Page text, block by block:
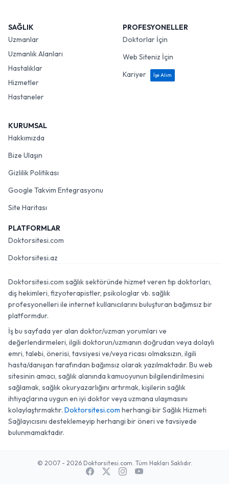
SAĞLIK
Uzmanlar
Uzmanlık Alanları
Hastalıklar
Hizmetler
Hastaneler
PROFESYONELLER
Doktorlar İçin
Web Siteniz İçin
Kariyer
İşe Alım
KURUMSAL
Hakkımızda
Bize Ulaşın
Gizlilik Politikası
Google Takvim Entegrasyonu
Site Haritası
PLATFORMLAR
Doktorsitesi.com
Doktorsitesi.az
Doktorsitesi.com sağlık sektöründe hizmet veren tıp doktorları,
diş hekimleri, fizyoterapistler, psikologlar vb. sağlık
profesyonelleri ile internet kullanıcılarını buluşturan bağımsız bir
platformdur.
İş bu sayfada yer alan doktor/uzman yorumları ve
değerlendirmeleri, ilgili doktorun/uzmanın doğrudan veya dolaylı
emri, talebi, önerisi, tavsiyesi ve/veya ricası olmaksızın, ilgili
hasta/danışan tarafından bağımsız olarak yazılmaktadır. Bu web
sitesinin amacı, sağlık alanında kamuoyunun bilgilendirilmesini
sağlamak, sağlık okuryazarlığını artırmak, kişilerin sağlık
ihtiyaçlarına uygun en iyi doktor veya uzmana ulaşmasını
kolaylaştırmaktır. Doktorsitesi.com herhangi bir Sağlık Hizmeti
Sağlayıcısını desteklemeyip herhangi bir öneri ve tavsiyede
bulunmamaktadır.
© 2007 - 2026 Doktorsitesi.com. Tüm Hakları Saklıdır.